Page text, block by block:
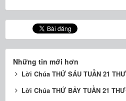
Những tin mới hơn
Lời Chúa THỨ SÁU TUẦN 21
Lời Chúa THỨ BẢY TUẦN 21